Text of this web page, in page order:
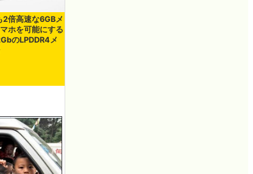
2倍高速な6GBメ
ホを可能にする
のLPDDR4メ